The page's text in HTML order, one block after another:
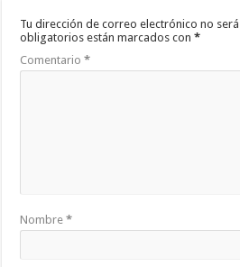
Tu dirección de correo electrónico no
obligatorios están marcados con*
Comentario*
Nombre*